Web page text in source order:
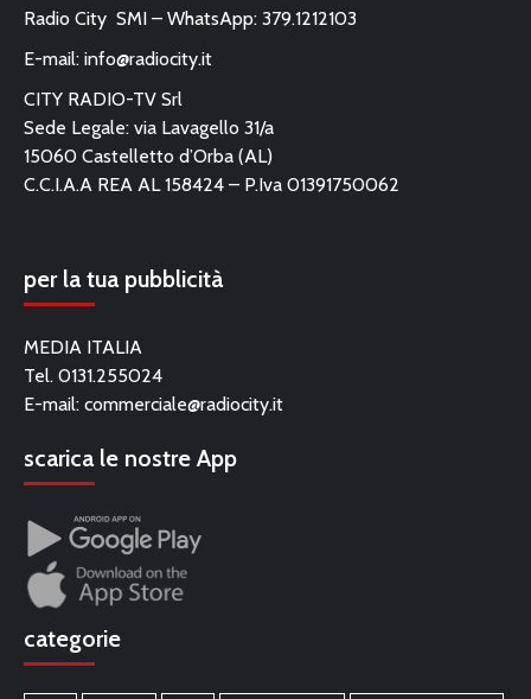
Radio City SMI – WhatsApp: 379.1212103
E-mail: info@radiocity.it
CITY RADIO-TV Srl
Sede Legale: via Lavagello 31/a
15060 Castelletto d’Orba (AL)
C.C.I.A.A REA AL 158424 – P.Iva 01391750062
per la tua pubblicità
MEDIA ITALIA
Tel. 0131.255024
E-mail: commerciale@radiocity.it
scarica le nostre App
categorie